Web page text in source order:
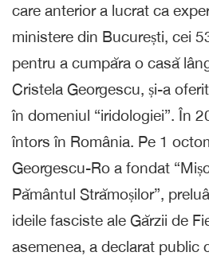
care anterior a lucrat ca
ministere din București, cei
pentru a cumpăra o casă
Cristela Georgescu, și-a
în domeniul “iridologiei”. În
întors în România. Pe 1
Georgescu-Ro a fondat
Pământul Strămoșilor”,
ideile fasciste ale Gărzii de
asemenea, a declarat public